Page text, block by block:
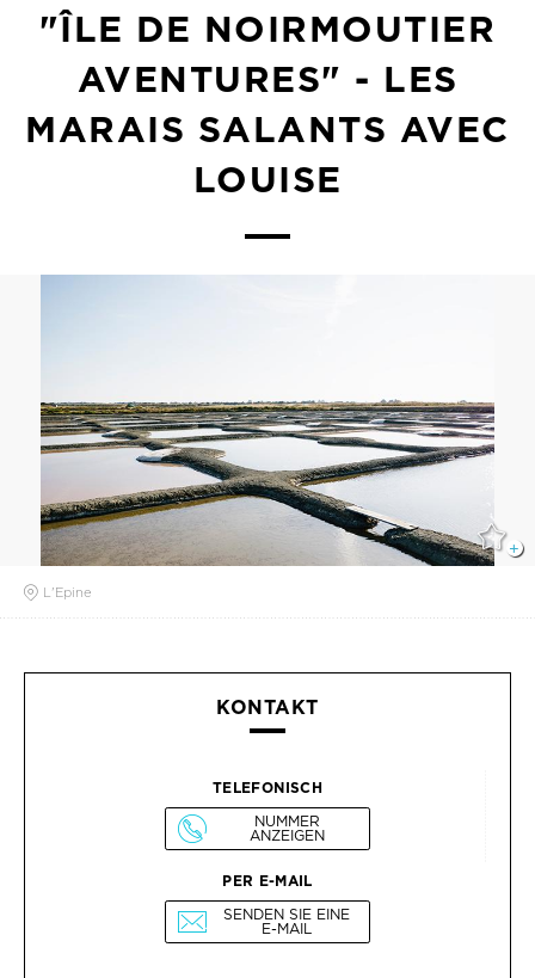
"ÎLE DE NOIRMOUTIER
AVENTURES" - LES
MARAIS SALANTS AVEC
LOUISE
L'Epine
KONTAKT
TELEFONISCH
NUMMER
ANZEIGEN
PER E-MAIL
SENDEN SIE EINE
E-MAIL